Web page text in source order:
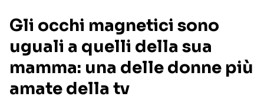
Gli occhi magnetici sono
uguali a quelli della sua
mamma: una delle donne più
amate della tv